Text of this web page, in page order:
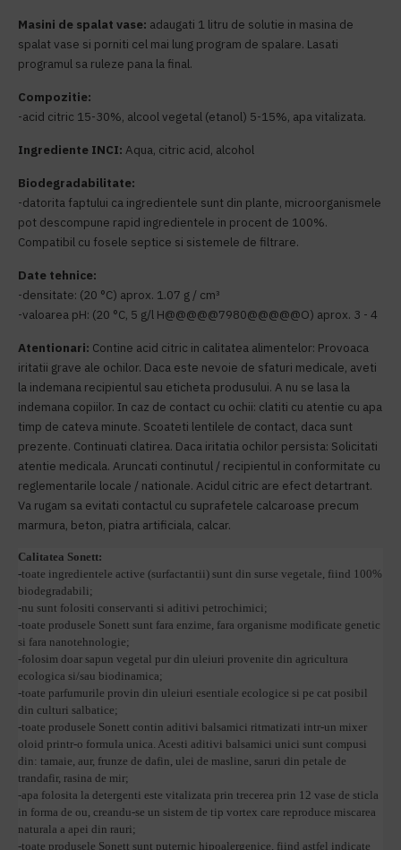
Masini de spalat vase: adaugati 1 litru de solutie in masina de
spalat vase si porniti cel mai lung program de spalare. Lasati
programul sa ruleze pana la final.
Compozitie:
-acid citric 15-30%, alcool vegetal (etanol) 5-15%, apa vitalizata.
Ingrediente INCI: Aqua, citric acid, alcohol
Biodegradabilitate:
-datorita faptului ca ingredientele sunt din plante, microorganismele
pot descompune rapid ingredientele in procent de 100%.
Compatibil cu fosele septice si sistemele de filtrare.
Date tehnice:
-densitate: (20 °C) aprox. 1.07 g / cm³
-valoarea pH: (20 °C, 5 g/l H@@@@@7980@@@@@O) aprox. 3 - 4
Atentionari: Contine acid citric in calitatea alimentelor: Provoaca
iritatii grave ale ochilor. Daca este nevoie de sfaturi medicale, aveti
la indemana recipientul sau eticheta produsului. A nu se lasa la
indemana copiilor. In caz de contact cu ochii: clatiti cu atentie cu apa
timp de cateva minute. Scoateti lentilele de contact, daca sunt
prezente. Continuati clatirea. Daca iritatia ochilor persista: Solicitati
atentie medicala. Aruncati continutul / recipientul in conformitate cu
reglementarile locale / nationale. Acidul citric are efect detartrant.
Va rugam sa evitati contactul cu suprafetele calcaroase precum
marmura, beton, piatra artificiala, calcar.
Calitatea Sonett:
-toate ingredientele active (surfactantii) sunt din surse vegetale, fiind 100%
biodegradabili;
-nu sunt folositi conservanti si aditivi petrochimici;
-toate produsele Sonett sunt fara enzime, fara organisme modificate genetic
si fara nanotehnologie;
-folosim doar sapun vegetal pur din uleiuri provenite din agricultura
ecologica si/sau biodinamica;
-toate parfumurile provin din uleiuri esentiale ecologice si pe cat posibil
din culturi salbatice;
-toate produsele Sonett contin aditivi balsamici ritmatizati intr-un mixer
oloid printr-o formula unica. Acesti aditivi balsamici unici sunt compusi
din: tamaie, aur, frunze de dafin, ulei de masline, saruri din petale de
trandafir, rasina de mir;
-apa folosita la detergenti este vitalizata prin trecerea prin 12 vase de sticla
in forma de ou, creandu-se un sistem de tip vortex care reproduce miscarea
naturala a apei din rauri;
-toate produsele Sonett sunt puternic hipoalergenice, fiind astfel indicate